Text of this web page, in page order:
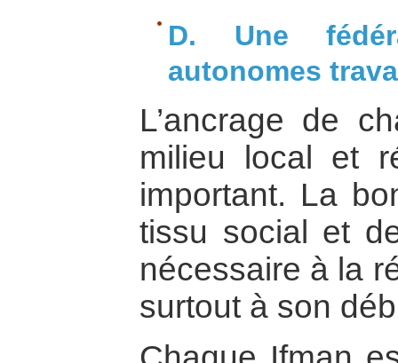
D. Une
autonomes
L’ancrage de
milieu local et
important. La
tissu social et
nécessaire à la
surtout à son